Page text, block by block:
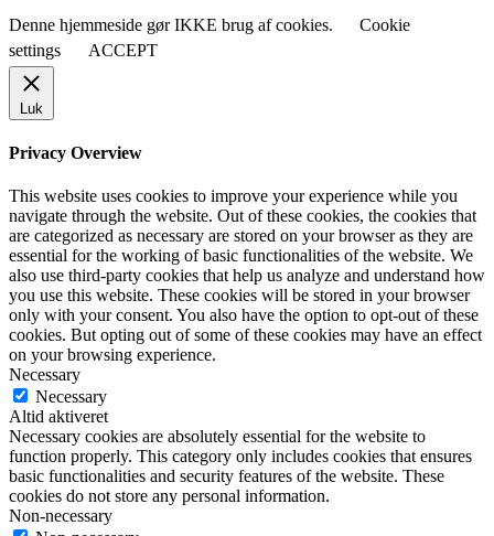
Denne hjemmeside gør IKKE brug af cookies.
Cookie
settings
ACCEPT
Luk
Privacy Overview
This website uses cookies to improve your experience while you
navigate through the website. Out of these cookies, the cookies that
are categorized as necessary are stored on your browser as they are
essential for the working of basic functionalities of the website. We
also use third-party cookies that help us analyze and understand how
you use this website. These cookies will be stored in your browser
only with your consent. You also have the option to opt-out of these
cookies. But opting out of some of these cookies may have an effect
on your browsing experience.
Necessary
Necessary
Altid aktiveret
Necessary cookies are absolutely essential for the website to
function properly. This category only includes cookies that ensures
basic functionalities and security features of the website. These
cookies do not store any personal information.
Non-necessary